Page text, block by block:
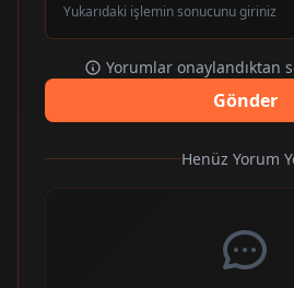
Yukarıdaki işlemin sonucunu giriniz
Yorumlar onaylandıktan
Gönder
Henüz Yorum